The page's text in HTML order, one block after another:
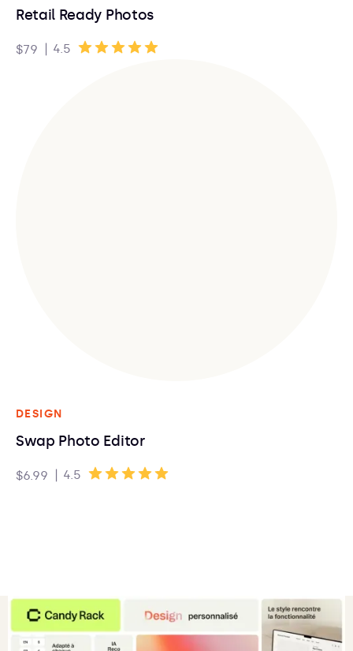
Retail Ready Photos
$79 | 4.5
DESIGN
Swap Photo Editor
$6.99 | 4.5